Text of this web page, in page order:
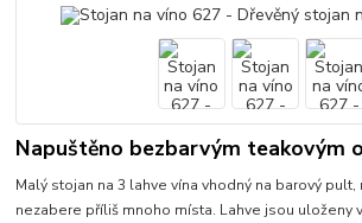
Napuštěno bezbarvým teakovým
Malý stojan na 3 lahve vína vhodný na barový
nezabere příliš mnoho místa. Lahve jsou uloženy